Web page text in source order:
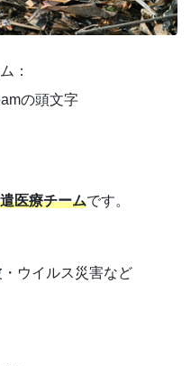
：
の頭文字
医療チームです。
ウイルス災害など